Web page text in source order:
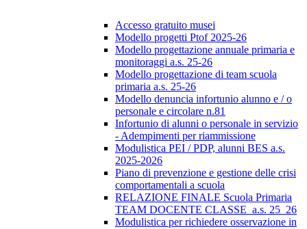
Accesso gratuito musei
Modello progetti Ptof 2025-26
Modello progettazione annuale primaria e
monitoraggi a.s. 25-26
Modello progettazione di team scuola
primaria a.s. 25-26
Modello denuncia infortunio alunno e / o
personale e circolare n.81
Infortunio di alunni o personale in servizio
- Adempimenti per riammissione
Modulistica PEI / PDP, alunni BES a.s.
2025-2026
Piano di prevenzione e gestione delle crisi
comportamentali a scuola
RELAZIONE FINALE Scuola Primaria
TEAM DOCENTE CLASSE_a.s. 25_26
Modulistica per richiedere osservazione in